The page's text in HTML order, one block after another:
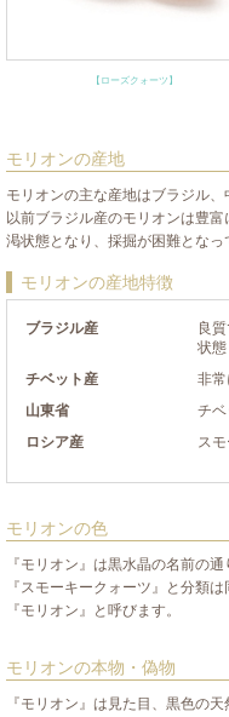
【ローズクォーツ】
モリオンの産地
モリオンの主な産地はブラジル、
以前ブラジル産のモリオンは豊
渇状態となり、採掘が困難となっ
モリオンの産地特徴
ブラジル産
良
状態
チベット産
非
山東省
チベ
ロシア産
ス
モリオンの色
『モリオン』は黒水晶の名前の
『スモーキークォーツ』と分類
『モリオン』と呼びます。
モリオンの本物・偽物
『モリオン』は見た目、黒色の